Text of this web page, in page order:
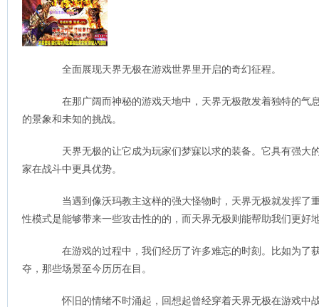
全面展现天界无极在游戏世界里开启的奇幻征程。
在那广阔而神秘的游戏天地中，天界无极散发着独特的气
的景象和未知的挑战。
天界无极的让它成为玩家们梦寐以求的装备。它具有强大
家在战斗中更具优势。
当遇到像沃玛教主这样的强大怪物时，天界无极就发挥了
性模式是能够带来一些攻击性的的，而天界无极则能帮助我们更好
在游戏的过程中，我们经历了许多难忘的时刻。比如为了
夺，那些场景至今历历在目。
怀旧的情绪不时涌起，回想起曾经穿着天界无极在游戏中